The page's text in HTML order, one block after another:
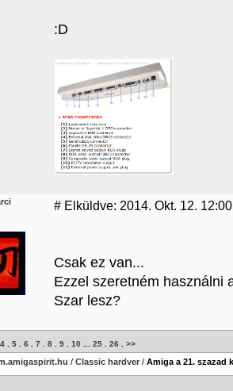
:D
# Elküldve: 2014. Okt. 12. 12:00
Csak ez van...
Ezzel szeretném használni
Szar lesz?
4 5 6 7 8 9 10 25 26 >>
/ Classic hardver / Amiga a 21. szazad